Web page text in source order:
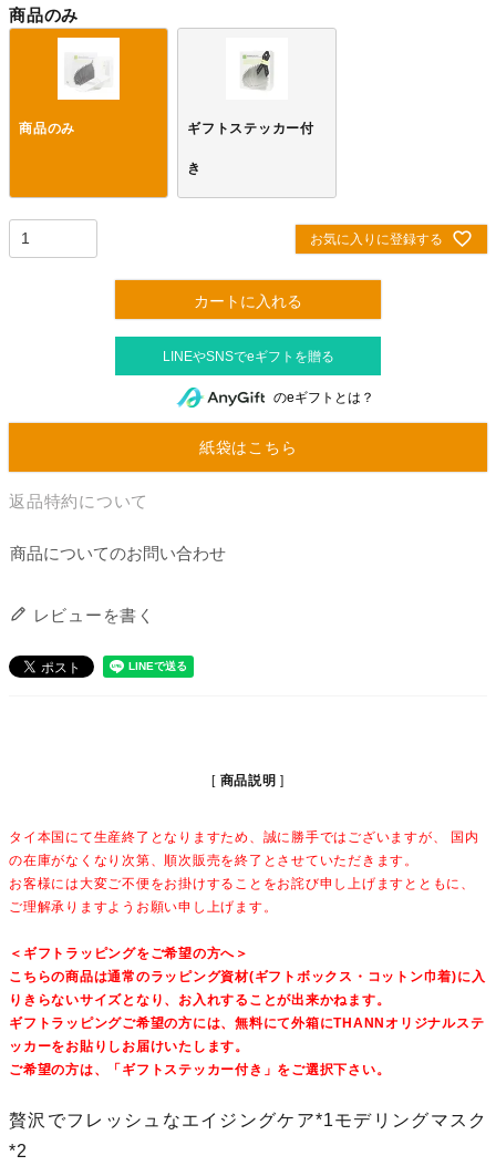
商品のみ
商品のみ ギフトステッカー付
き
お気に入りに登録する
カートに入れる
のeギフトとは？
紙袋はこちら
返品特約について
商品についてのお問い合わせ
レビューを書く
商品説明
タイ本国にて生産終了となりますため、誠に勝手ではございますが、 国内
の在庫がなくなり次第、順次販売を終了とさせていただきます。
お客様には大変ご不便をお掛けすることをお詫び申し上げますとともに、
ご理解承りますようお願い申し上げます。
＜ギフトラッピングをご希望の方へ＞
こちらの商品は通常のラッピング資材(ギフトボックス・コットン巾着)に入
りきらないサイズとなり、お入れすることが出来かねます。
ギフトラッピングご希望の方には、無料にて外箱にTHANNオリジナルステ
ッカーをお貼りしお届けいたします。
ご希望の方は、「ギフトステッカー付き」をご選択下さい。
贅沢でフレッシュなエイジングケア*1モデリングマスク
*2